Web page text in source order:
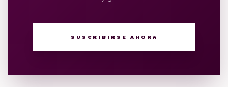
SUSCRIBIRSE AHORA